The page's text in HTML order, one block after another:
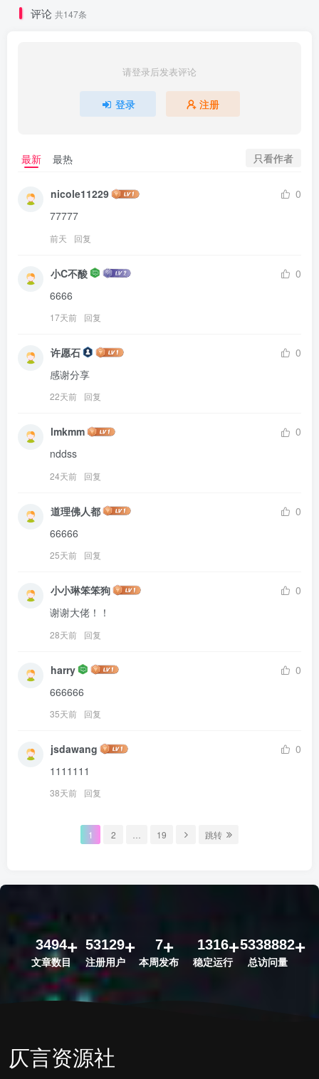
评论 共147条
请登录后发表评论
登录 注册
最新 最热 只看作者
nicole11229
0
77777
前天 回复
小C不酸
0
6666
17天前 回复
许愿石
0
感谢分享
22天前 回复
lmkmm
0
nddss
24天前 回复
道理佛人都
0
66666
25天前 回复
小小琳笨笨狗
0
谢谢大佬！！
28天前 回复
harry
0
666666
35天前 回复
jsdawang
0
1111111
38天前 回复
1 2 19 跳转
3494
文章数目
53129
注册用户
7
本周发布
1316
稳定运行
5338882
总访问量
仄言资源社